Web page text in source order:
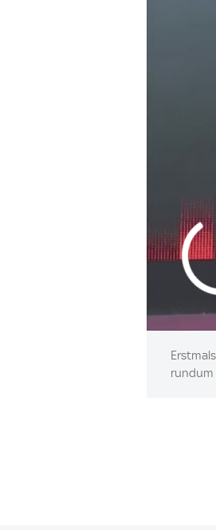
rundum